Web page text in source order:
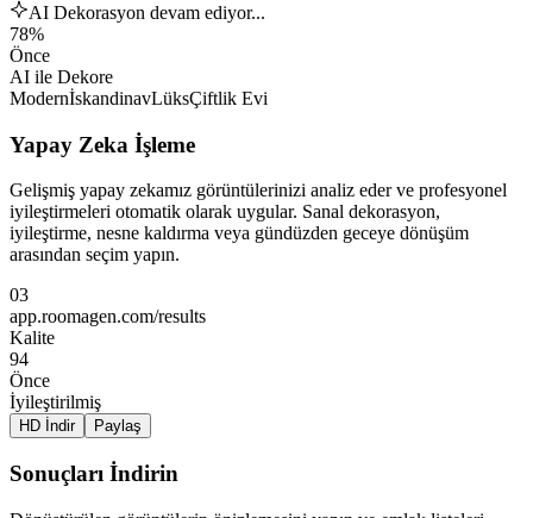
AI Dekorasyon devam ediyor...
78%
Önce
AI ile Dekore
ModernİskandinavLüksÇiftlik Evi
Yapay Zeka İşleme
Gelişmiş yapay zekamız görüntülerinizi analiz eder ve profesyonel
iyileştirmeleri otomatik olarak uygular. Sanal dekorasyon,
iyileştirme, nesne kaldırma veya gündüzden geceye dönüşüm
arasından seçim yapın.
03
app.roomagen.com/results
Kalite
94
Önce
İyileştirilmiş
HD İndir Paylaş
Sonuçları İndirin